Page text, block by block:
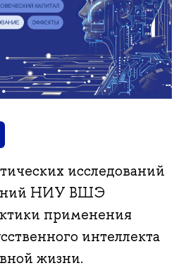
исследований
НИУ ВШЭ
применения
интеллекта
жизни.